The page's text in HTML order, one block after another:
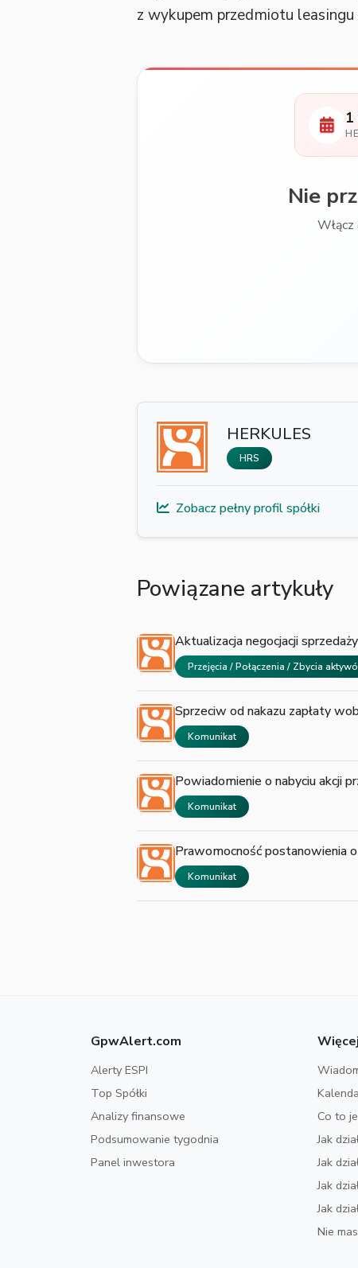
z wykupem przedmiotu
Nie
HERKULES
HRS
Zobacz pełny profil spółki
Powiązane artykuły
Aktualizacja negocjacji
Przejęcia / Połączenia / Zbycia
Sprzeciw od nakazu zapłaty
Komunikat
Powiadomienie o nabyciu akcji
Komunikat
Prawomocność postanowienia
Komunikat
GpwAlert.com
Alerty ESPI
Top Spółki
Analizy finansowe
Podsumowanie tygodnia
Panel inwestora
Więcej
Co to
Jak
Jak
Jak
Jak
Nie